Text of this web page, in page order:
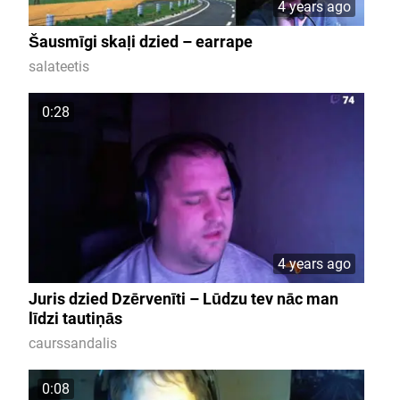
4 years ago
Šausmīgi skaļi dzied – earrape
salateetis
0:28
4 years ago
Juris dzied Dzērvenīti – Lūdzu tev nāc man
līdzi tautiņās
caurssandalis
0:08